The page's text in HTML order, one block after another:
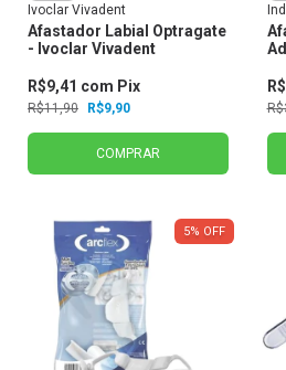
Ivoclar Vivadent
Afastador Labial Optragate
- Ivoclar Vivadent
R$11,90 R$9,90
R$9,41 com Pix
COMPRAR
5% OFF